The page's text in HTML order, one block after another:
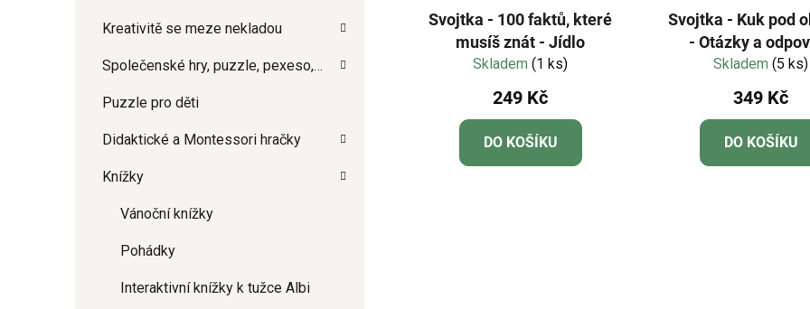
Kreativitě se meze nekladou
Společenské hry, puzzle, pexeso,…
Puzzle pro děti
Didaktické a Montessori hračky
Knížky
Vánoční knížky
Pohádky
Interaktivní knížky k tužce Albi
Svojtka - 100 faktů, které
musíš znát - Jídlo
Skladem(1 ks)
249 Kč
DO KOŠÍKU
Svojtka - Kuk pod
- Otázky a
Skladem(5 ks)
349 Kč
DO KOŠÍKU